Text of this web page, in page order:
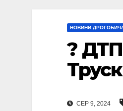
НОВИНИ
? ДТП
СЕР 9, 2024